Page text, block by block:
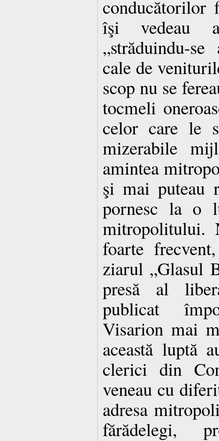
conducătorilor
îşi vedeau
„străduindu-
cale de
scop nu se
tocmeli
celor care le
mizerabile
amintea
şi mai puteau
pornesc la o
mitropolitului.
foarte
ziarul „Glasul
presă al
publicat
Visarion mai
această luptă
clerici din
veneau cu
adresa
fărădelegi,